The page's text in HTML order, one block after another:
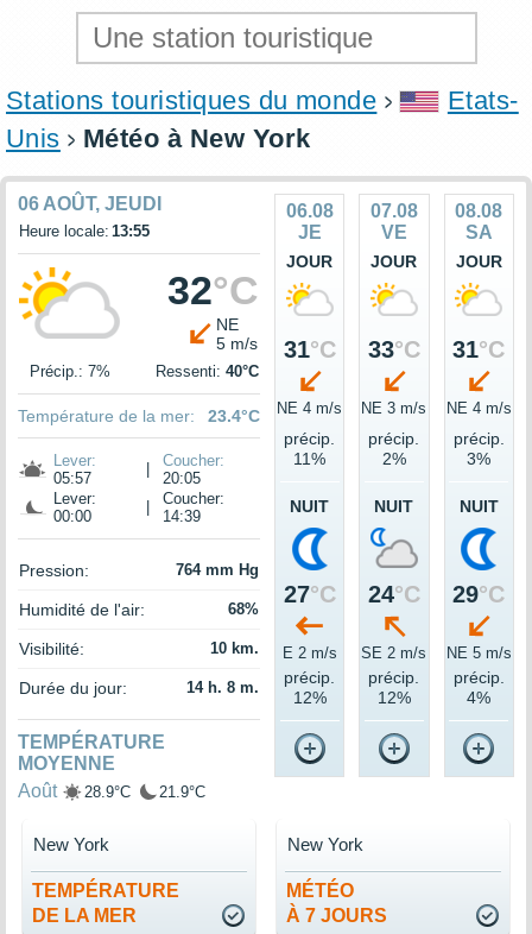
Stations touristiques du monde
Etats-
Unis
Météo à New York
06 AOÛT, JEUDI
Heure locale: 13:55
32°C
NE
5 m/s
Précip.: 7% Ressenti: 40°C
Température de la mer: 23.4°C
Lever:
05:57
Coucher:
20:05
Lever:
00:00
Coucher:
14:39
Pression: 764 mm Hg
Humidité de l'air: 68%
Visibilité: 10 km.
Durée du jour: 14 h. 8 m.
TEMPÉRATURE
MOYENNE
Août
28.9°C 21.9°C
06.08
JE
JOUR
31°C
NE 4 m/s
précip.
11%
NUIT
27°C
E 2 m/s
précip.
12%
07.08
VE
JOUR
33°C
NE 3 m/s
précip.
2%
NUIT
24°C
SE 2 m/s
précip.
12%
08.08
SA
JOUR
31°C
NE 4 m/s
précip.
3%
NUIT
29°C
NE 5 m/s
précip.
4%
TEMPÉRATURE
DE LA MER
New York
MÉTÉO
À 7 JOURS
New York